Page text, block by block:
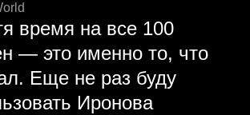
время на все 100
— это именно то, что
Еще не раз буду
Иронова